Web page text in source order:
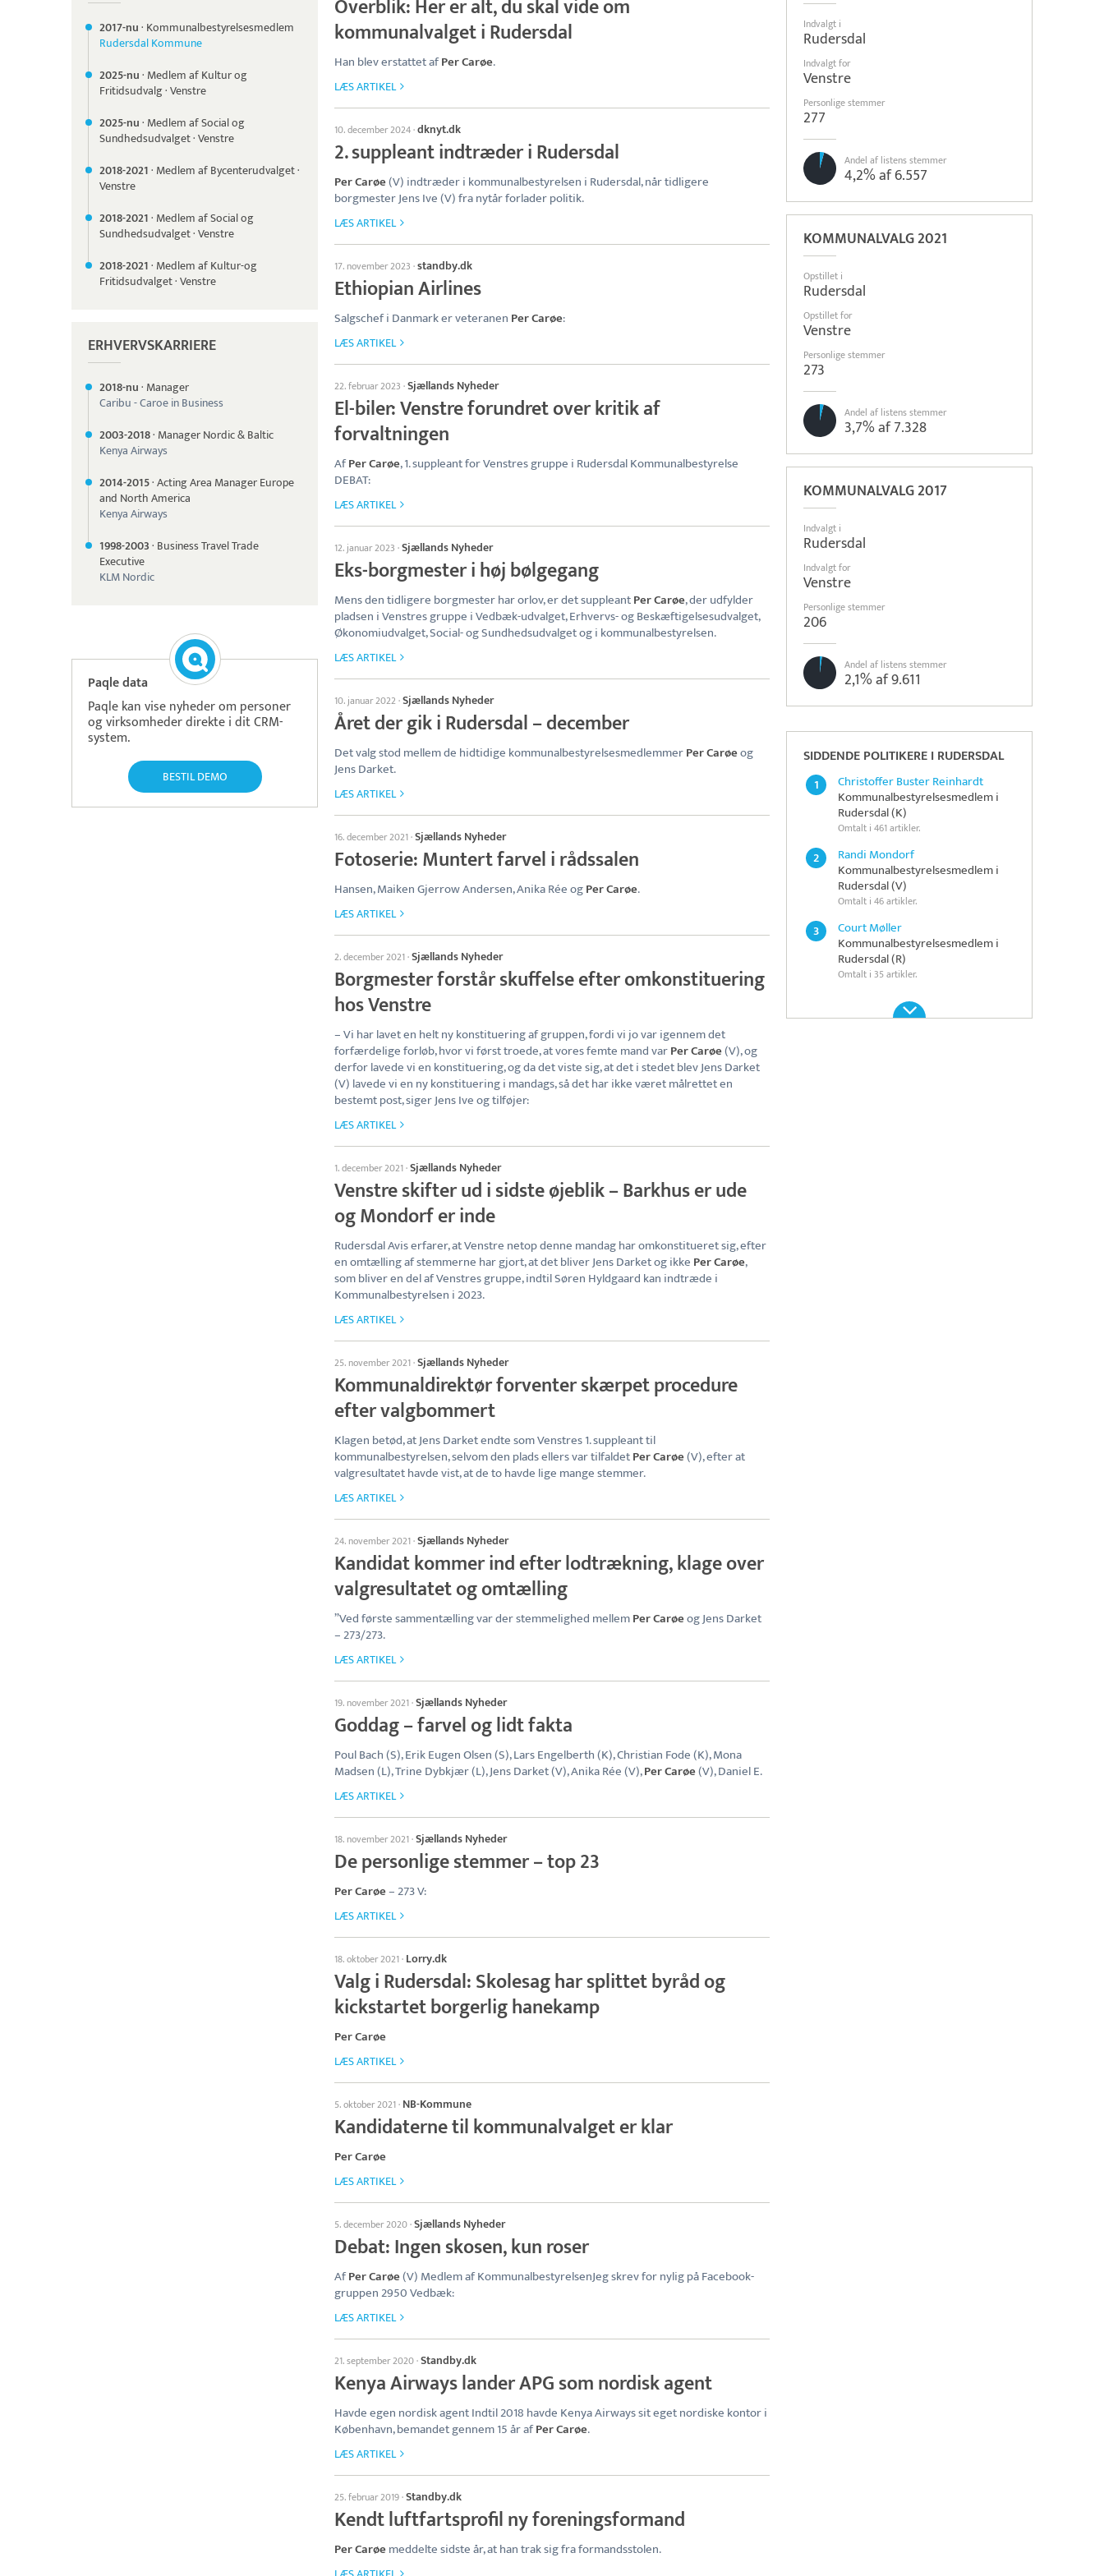
Indvalgt i
Rudersdal
Indvalgt for
Venstre
Personlige stemmer
277
Andel af listens stemmer
4,2% af 6.557
KOMMUNALVALG 2021
Opstillet i
Rudersdal
Opstillet for
Venstre
Personlige stemmer
273
Andel af listens stemmer
3,7% af 7.328
KOMMUNALVALG 2017
Indvalgt i
Rudersdal
Indvalgt for
Venstre
Personlige stemmer
206
Andel af listens stemmer
2,1% af 9.611
SIDDENDE POLITIKERE I RUDERSDAL
1 Christoffer Buster Reinhardt
Kommunalbestyrelsesmedlem i
Rudersdal (K)
Omtalt i 461 artikler.
2 Randi Mondorf
Kommunalbestyrelsesmedlem i
Rudersdal (V)
Omtalt i 46 artikler.
3 Court Møller
Kommunalbestyrelsesmedlem i
Rudersdal (R)
Omtalt i 35 artikler.
2017-nu· Kommunalbestyrelsesmedlem
Rudersdal Kommune
2025-nu· Medlem af Kultur og
Fritidsudvalg·Venstre
2025-nu· Medlem af Social og
Sundhedsudvalget·Venstre
2018-2021· Medlem af Bycenterudvalget·
Venstre
2018-2021· Medlem af Social og
Sundhedsudvalget·Venstre
2018-2021· Medlem af Kultur-og
Fritidsudvalget·Venstre
ERHVERVSKARRIERE
2018-nu· Manager
Caribu - Caroe in Business
2003-2018· Manager Nordic & Baltic
Kenya Airways
2014-2015·Acting Area Manager Europe
and North America
Kenya Airways
1998-2003· Business Travel Trade
Executive
KLM Nordic
Paqle data
Paqle kan vise nyheder om personer
og virksomheder direkte i dit CRM-
system.
BESTIL DEMO
Overblik: Her er alt, du skal vide om
kommunalvalget i Rudersdal
Han blev erstattet afPer Carøe.
LÆS ARTIKEL
10. december 2024·dknyt.dk
2. suppleant indtræder i Rudersdal
Per Carøe(V) indtræder i kommunalbestyrelsen i Rudersdal, når tidligere
borgmester Jens Ive (V) fra nytår forlader politik.
LÆS ARTIKEL
17. november 2023 ·standby.dk
Ethiopian Airlines
Salgschef i Danmark er veteranen Per Carøe:
LÆS ARTIKEL
22. februar 2023 ·Sjællands Nyheder
El-biler: Venstre forundret over kritik af
forvaltningen
AfPer Carøe, 1. suppleant for Venstres gruppe i Rudersdal Kommunalbestyrelse
DEBAT:
LÆS ARTIKEL
12. januar 2023 ·Sjællands Nyheder
Eks-borgmester i høj bølgegang
Mens den tidligere borgmester har orlov, er det suppleantPer Carøe, der udfylder
pladsen i Venstres gruppe i Vedbæk-udvalget, Erhvervs- og Beskæftigelsesudvalget,
Økonomiudvalget, Social- og Sundhedsudvalget og i kommunalbestyrelsen.
LÆS ARTIKEL
10. januar 2022·Sjællands Nyheder
Året der gik i Rudersdal – december
Det valg stod mellem de hidtidige kommunalbestyrelsesmedlemmerPer Carøeog
Jens Darket.
LÆS ARTIKEL
16. december 2021·Sjællands Nyheder
Fotoserie: Muntert farvel i rådssalen
Hansen, Maiken Gjerrow Andersen, Anika Rée ogPer Carøe.
LÆS ARTIKEL
2. december 2021·Sjællands Nyheder
Borgmester forstår skuffelse efter omkonstituering
hos Venstre
– Vi har lavet en helt ny konstituering af gruppen, fordi vi jo var igennem det
forfærdelige forløb, hvor vi først troede, at vores femte mand varPer Carøe(V), og
derfor lavede vi en konstituering, og da det viste sig, at det i stedet blev Jens Darket
(V) lavede vi en ny konstituering i mandags, så det har ikke været målrettet en
bestemt post, siger Jens Ive og tilføjer:
LÆS ARTIKEL
1. december 2021·Sjællands Nyheder
Venstre skifter ud i sidste øjeblik – Barkhus er ude
og Mondorf er inde
Rudersdal Avis erfarer, at Venstre netop denne mandag har omkonstitueret sig, efter
en omtælling af stemmerne har gjort, at det bliver Jens Darket og ikke Per Carøe,
som bliver en del af Venstres gruppe, indtil Søren Hyldgaard kan indtræde i
Kommunalbestyrelsen i 2023.
LÆS ARTIKEL
25. november 2021·Sjællands Nyheder
Kommunaldirektør forventer skærpet procedure
efter valgbommert
Klagen betød, at Jens Darket endte som Venstres 1. suppleant til
kommunalbestyrelsen, selvom den plads ellers var tilfaldetPer Carøe(V), efter at
valgresultatet havde vist, at de to havde lige mange stemmer.
LÆS ARTIKEL
24. november 2021·Sjællands Nyheder
Kandidat kommer ind efter lodtrækning, klage over
valgresultatet og omtælling
”Ved første sammentælling var der stemmelighed mellemPer Carøeog Jens Darket
– 273/273.
LÆS ARTIKEL
19. november 2021·Sjællands Nyheder
Goddag – farvel og lidt fakta
Poul Bach (S), Erik Eugen Olsen (S), Lars Engelberth (K), Christian Fode (K), Mona
Madsen (L), Trine Dybkjær (L), Jens Darket (V), Anika Rée (V),Per Carøe(V), Daniel E.
LÆS ARTIKEL
18. november 2021·Sjællands Nyheder
De personlige stemmer – top 23
Per Carøe– 273 V:
LÆS ARTIKEL
18. oktober 2021· Lorry.dk
Valg i Rudersdal: Skolesag har splittet byråd og
kickstartet borgerlig hanekamp
Per Carøe
LÆS ARTIKEL
5. oktober 2021· NB-Kommune
Kandidaterne til kommunalvalget er klar
Per Carøe
LÆS ARTIKEL
5. december 2020·Sjællands Nyheder
Debat: Ingen skosen, kun roser
AfPer Carøe(V) Medlem af KommunalbestyrelsenJeg skrev for nylig på Facebook-
gruppen 2950 Vedbæk:
LÆS ARTIKEL
21. september 2020·Standby.dk
Kenya Airways lander APG som nordisk agent
Havde egen nordisk agent Indtil 2018 havde Kenya Airways sit eget nordiske kontor i
København, bemandet gennem 15 år afPer Carøe.
LÆS ARTIKEL
25. februar 2019·Standby.dk
Kendt luftfartsprofil ny foreningsformand
Per Carøemeddelte sidste år, at han trak sig fra formandsstolen.